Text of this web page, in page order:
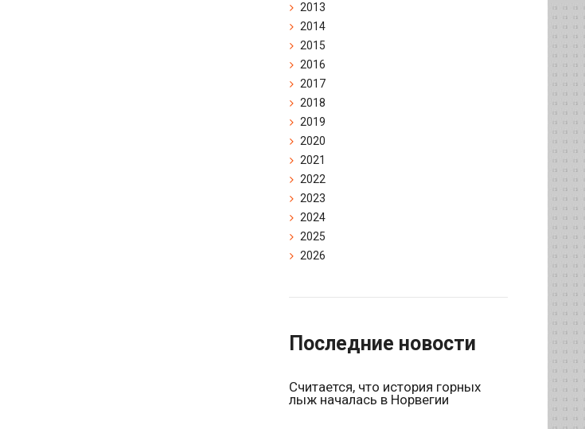
2013
2014
2015
2016
2017
2018
2019
2020
2021
2022
2023
2024
2025
2026
Последние новости
Считается, что история горных
лыж началась в Норвегии